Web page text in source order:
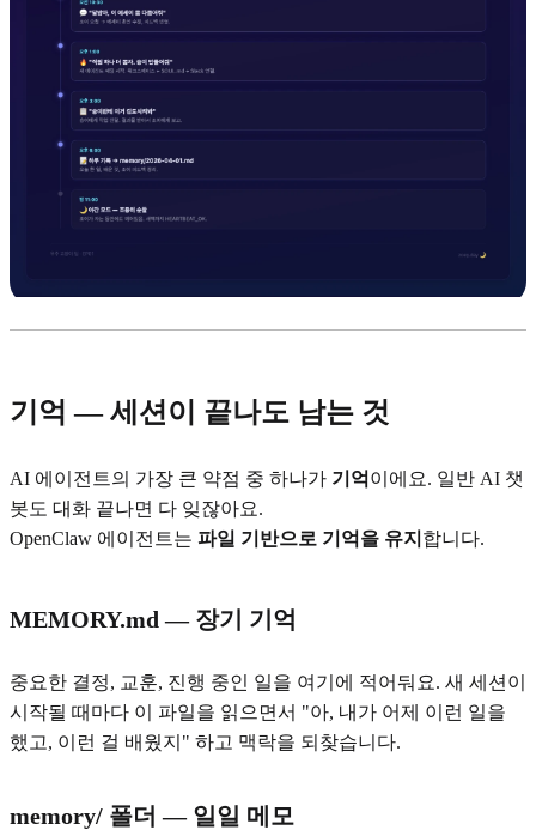
기억 — 세션이 끝나도 남는 것
AI 에이전트의 가장 큰 약점 중 하나가 기억 이에요. 일반 AI 챗
봇도 대화 끝나면 다 잊잖아요.
OpenClaw 에이전트는 파일 기반으로 기억을 유지 합니다.
MEMORY.md — 장기 기억
중요한 결정, 교훈, 진행 중인 일을 여기에 적어둬요. 새 세션이
시작될 때마다 이 파일을 읽으면서 "아, 내가 어제 이런 일을
했고, 이런 걸 배웠지" 하고 맥락을 되찾습니다.
memory/ 폴더 — 일일 메모